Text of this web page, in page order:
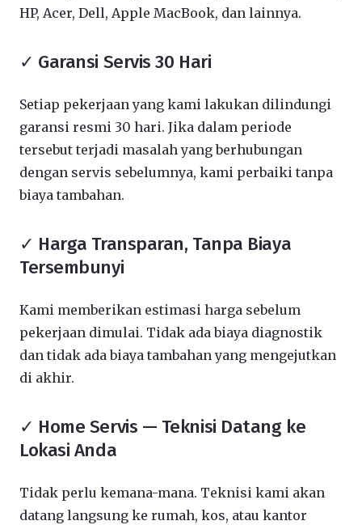
HP, Acer, Dell, Apple MacBook, dan lainnya.
✓ Garansi Servis 30 Hari
Setiap pekerjaan yang kami lakukan dilindungi
garansi resmi 30 hari. Jika dalam periode
tersebut terjadi masalah yang berhubungan
dengan servis sebelumnya, kami perbaiki tanpa
biaya tambahan.
✓ Harga Transparan, Tanpa Biaya
Tersembunyi
Kami memberikan estimasi harga sebelum
pekerjaan dimulai. Tidak ada biaya diagnostik
dan tidak ada biaya tambahan yang mengejutkan
di akhir.
✓ Home Servis — Teknisi Datang ke
Lokasi Anda
Tidak perlu kemana-mana. Teknisi kami akan
datang langsung ke rumah, kos, atau kantor